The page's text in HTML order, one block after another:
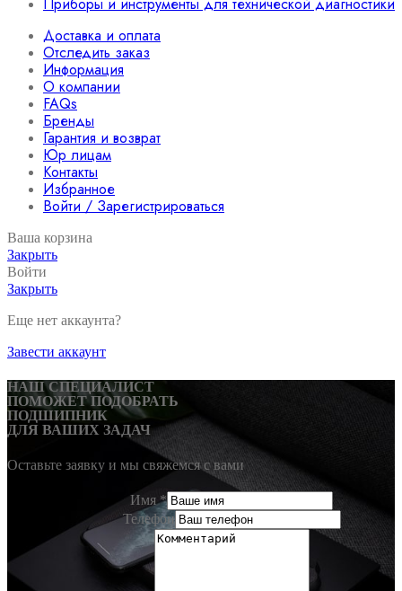
Приборы и инструменты для технической диагностики
Доставка и оплата
Отследить заказ
Информация
О компании
FAQs
Бренды
Гарантия и возврат
Юр лицам
Контакты
Избранное
Войти / Зарегистрироваться
Ваша корзина
Закрыть
Войти
Закрыть
Еще нет аккаунта?
Завести аккаунт
НАШ СПЕЦИАЛИСТ
ПОМОЖЕТ ПОДОБРАТЬ
ПОДШИПНИК
ДЛЯ ВАШИХ ЗАДАЧ
Оставьте заявку и мы свяжемся с вами
Имя*
Телефон